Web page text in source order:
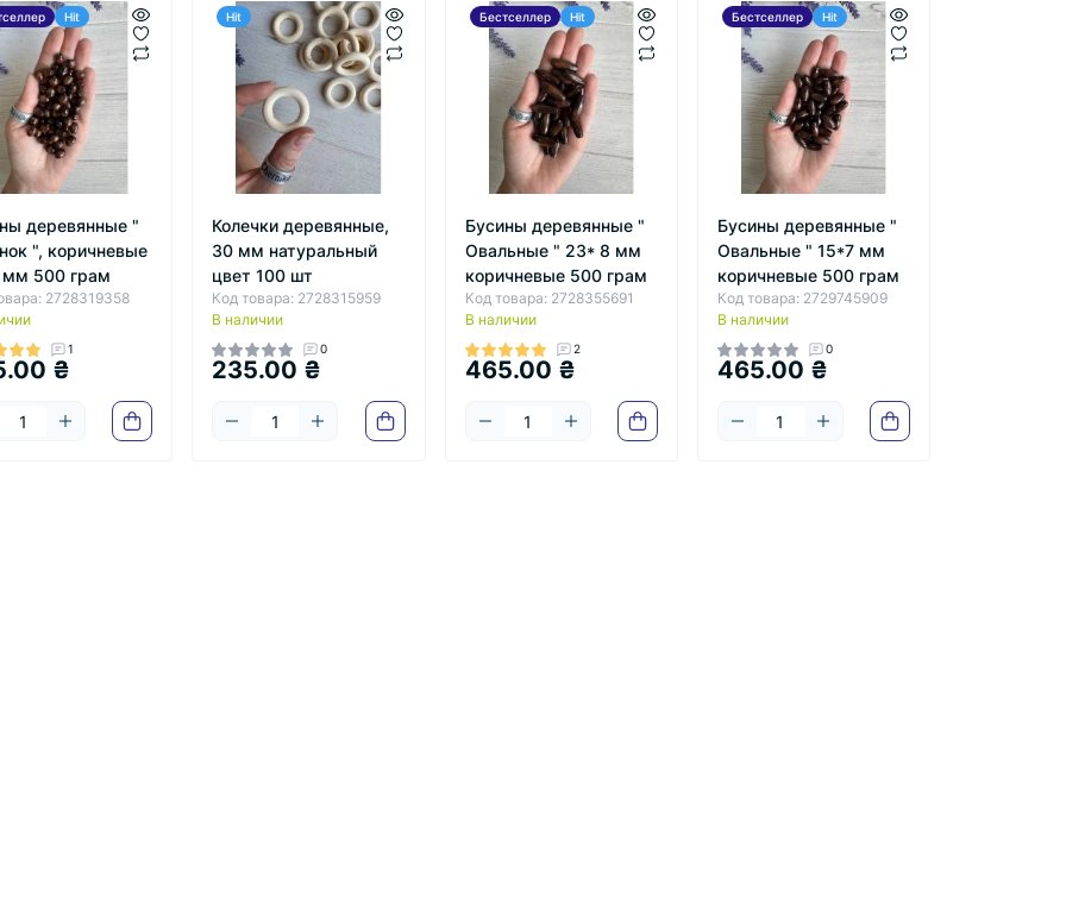
Hit
деревянные "
", коричневые
500 грам
2728319358
1
₴
Hit
Колечки деревянные,
30 мм натуральный
цвет 100 шт
Код товара: 2728315959
В наличии
0
235.00 ₴
Бестселлер Hit
Бусины деревянные "
Овальные " 23* 8 мм
коричневые 500 грам
Код товара: 2728355691
В наличии
2
465.00 ₴
Бестселлер Hit
Бусины деревянные "
Овальные " 15*7 мм
коричневые 500 грам
Код товара: 2729745909
В наличии
0
465.00 ₴